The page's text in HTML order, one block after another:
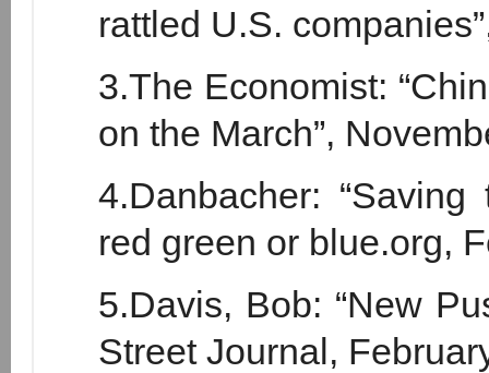
rattled U.S.
3.The Economist:
on the March”,
4.Danbacher:
red green or blue.org,
5.Davis, Bob: “New
Street Journal,